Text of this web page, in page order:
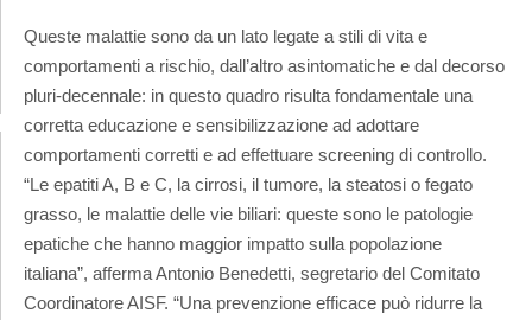
Queste malattie sono da un lato legate a stili di vita e
comportamenti a rischio, dall’altro asintomatiche e dal decorso
pluri-decennale: in questo quadro risulta fondamentale una
corretta educazione e sensibilizzazione ad adottare
comportamenti corretti e ad effettuare screening di controllo.
“Le epatiti A, B e C, la cirrosi, il tumore, la steatosi o fegato
grasso, le malattie delle vie biliari: queste sono le patologie
epatiche che hanno maggior impatto sulla popolazione
italiana”, afferma Antonio Benedetti, segretario del Comitato
Coordinatore AISF. “Una prevenzione efficace può ridurre la